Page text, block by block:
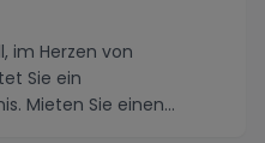
im Herzen von
Sie ein
Mieten Sie einen